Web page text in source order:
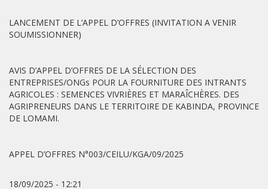
LANCEMENT DE L’APPEL D’OFFRES (INVITATION A VENIR
SOUMISSIONNER)
AVIS D’APPEL D’OFFRES DE LA SÉLECTION DES
ENTREPRISES/ONGs POUR LA FOURNITURE DES INTRANTS
AGRICOLES : SEMENCES VIVRIÈRES ET MARAÎCHÈRES. DES
AGRIPRENEURS DANS LE TERRITOIRE DE KABINDA, PROVINCE
DE LOMAMI.
APPEL D’OFFRES N°003/CEILU/KGA/09/2025
18/09/2025 - 12:21